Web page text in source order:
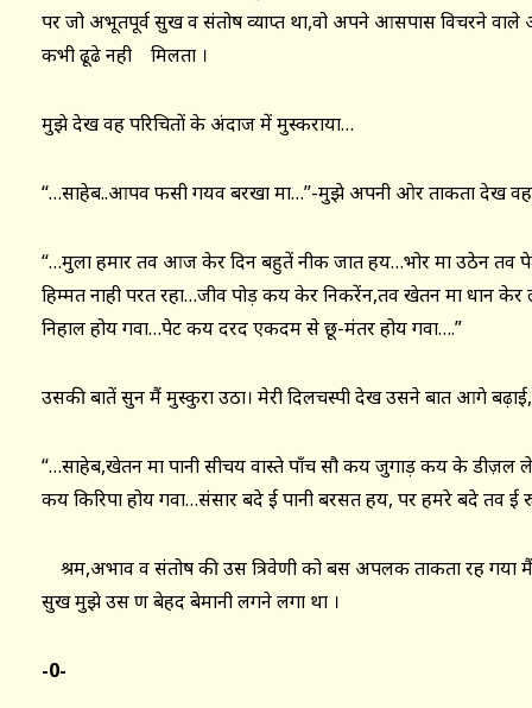
पर जो अभूतपूर्व सुख व संतोष व्याप्त था,वो अपने आसपास विचरने
कभी ढूढे नही मिलता ।
मुझे देख वह परिचितों के अंदाज में मुस्कराया…
“…साहेब..आपव फसी गयव बरखा मा…”-मुझे अपनी ओर ताकता देख वह
“…मुला हमार तव आज केर दिन बहुतें नीक जात हय…भोर मा उठेन तव
हिम्मत नाही परत रहा…जीव पोड़ कय केर निकरेंन,तव खेतन मा धान
निहाल होय गवा…पेट कय दरद एकदम से छू-मंतर होय गवा….”
उसकी बातें सुन मैं मुस्कुरा उठा। मेरी दिलचस्पी देख उसने बात आगे बढ़ाई,
“…साहेब,खेतन मा पानी सीचय वास्ते पाँच सौ कय जुगाड़ कय के डीज़ल
कय किरिपा होय गवा…संसार बदे ई पानी बरसत हय, पर हमरे बदे तव ई
श्रम,अभाव व संतोष की उस त्रिवेणी को बस अपलक ताकता रह
सुख मुझे उस क्षण बेहद बेमानी लगने लगा था ।
-0-